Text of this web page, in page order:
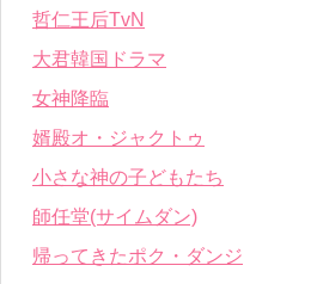
哲仁王后TvN
大君韓国ドラマ
女神降臨
婿殿オ・ジャクトゥ
小さな神の子どもたち
師任堂(サイムダン)
帰ってきたポク・ダンジ